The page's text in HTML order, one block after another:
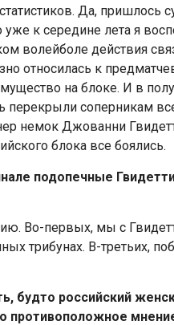
Да, пришлось
уже к середине лета я
волейболе действия
относилась к
на блоке. И в
перекрыли соперникам
немок Джованни
блока все боялись.
подопечные
Во-первых, мы с
трибунах. В-
будто российский
противоположное